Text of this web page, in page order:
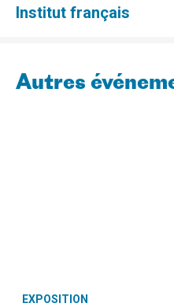
Institut français
Autres
EXPOSITION